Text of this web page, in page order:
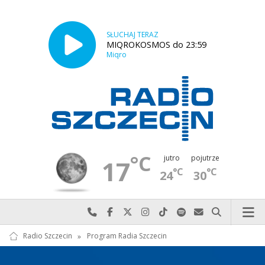
SŁUCHAJ TERAZ
MIQROKOSMOS do 23:59
Miqro
17°C jutro
24°C
pojutrze
30°C
Najlepiej po prostu do nas zadzwoń
Odwiedź nas na Facebook-u
Odwiedź nas na X
Odwiedź nas na Instagram-ie
Odwiedź nas na TikTok-u
Szukaj nas na Spotify
Wyślij do nas
Szukaj
Radio Szczecin » Program Radia Szczecin